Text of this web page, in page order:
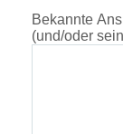
Bekannte
(und/oder